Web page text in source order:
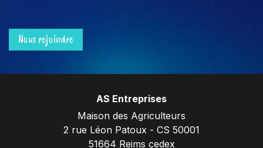
Nous rejoindre
AS Entreprises
Maison des Agriculteurs
2 rue Léon Patoux - CS 50001
51664 Reims cedex